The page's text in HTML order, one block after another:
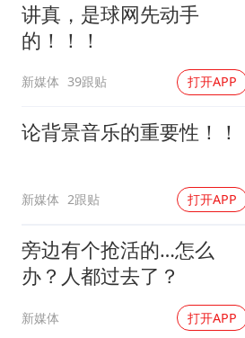
讲真，是球网先动手
的！！！
新媒体 39跟贴 打开APP
论背景音乐的重要性！！
新媒体 2跟贴 打开APP
旁边有个抢活的…怎么
办？人都过去了？
新媒体 打开APP